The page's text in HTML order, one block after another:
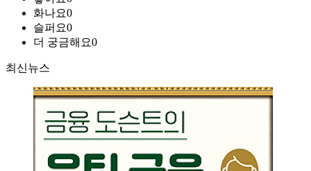
화나요0
슬퍼요0
더 궁금해요0
최신뉴스